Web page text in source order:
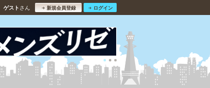
ゲスト さん 新規会員登録 ログイン